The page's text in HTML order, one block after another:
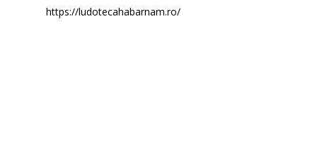
https://ludotecahabarnam.ro/